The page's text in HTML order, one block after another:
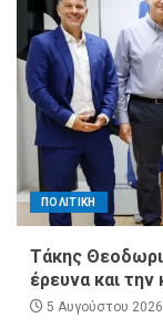
ΠΟΛΙΤΙΚΗ
Τάκης
έρευνα και την
5 Αυγούστου 2026